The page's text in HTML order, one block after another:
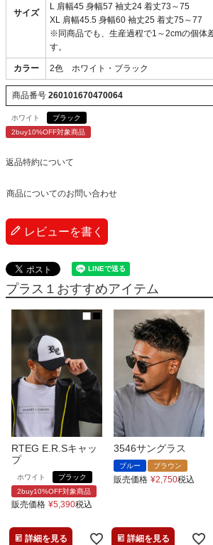
サイズ
L 肩幅45 身幅57 袖丈24 着丈73～75
XL 肩幅45.5 身幅60 袖丈25 着丈75～77
※同商品でも、生産過程で1～2cmの個体
す。
カラー 2色 ホワイト・ブラック
商品番号 260101670470064
ホワイト
ブラック
2buy10%OFF対象商品
返品特約について
商品についてのお問い合わせ
レビューを書く
プラス１おすすめアイテム
RTEG E.R.Sキャッ
プ
ホワイト
ブラック
2buy10%OFF対象商品
販売価格 ¥5,390税込
詳細を見る
3546サングラス
ブルー ブラウン
販売価格 ¥2,750税込
詳細を見る